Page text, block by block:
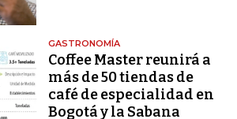
GASTRONOMÍA
Coffee Master reunirá a
más de 50 tiendas de
café de especialidad en
Bogotá y la Sabana